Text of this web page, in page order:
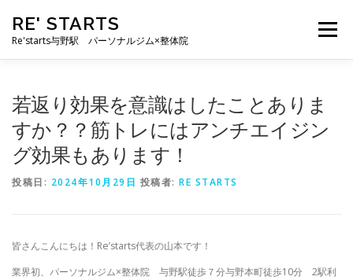
RE' STARTS
Re'starts与野駅 パーソナルジム×整体院
メニュー
ブログ よくあるご質問
若返り効果を意識はしたことありま
すか？？筋トレにはアンチエイジン
グ効果もあります！
投稿日: 2024年10月29日 投稿者: RE STARTS
皆さんこんにちは！Re’starts代表の山本です！
業界初、パーソナルジム×整体院 与野駅徒歩７分与野本町徒歩10分 2駅利